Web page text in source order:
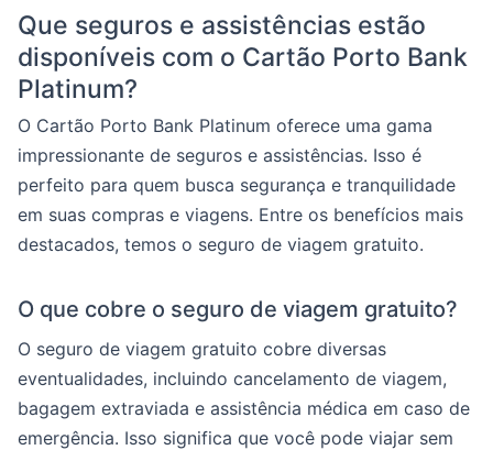
Que seguros e assistências estão
disponíveis com o Cartão Porto Bank
Platinum?
O Cartão Porto Bank Platinum oferece uma gama
impressionante de seguros e assistências. Isso é
perfeito para quem busca segurança e tranquilidade
em suas compras e viagens. Entre os benefícios mais
destacados, temos o seguro de viagem gratuito.
O que cobre o seguro de viagem gratuito?
O seguro de viagem gratuito cobre diversas
eventualidades, incluindo cancelamento de viagem,
bagagem extraviada e assistência médica em caso de
emergência. Isso significa que você pode viajar sem